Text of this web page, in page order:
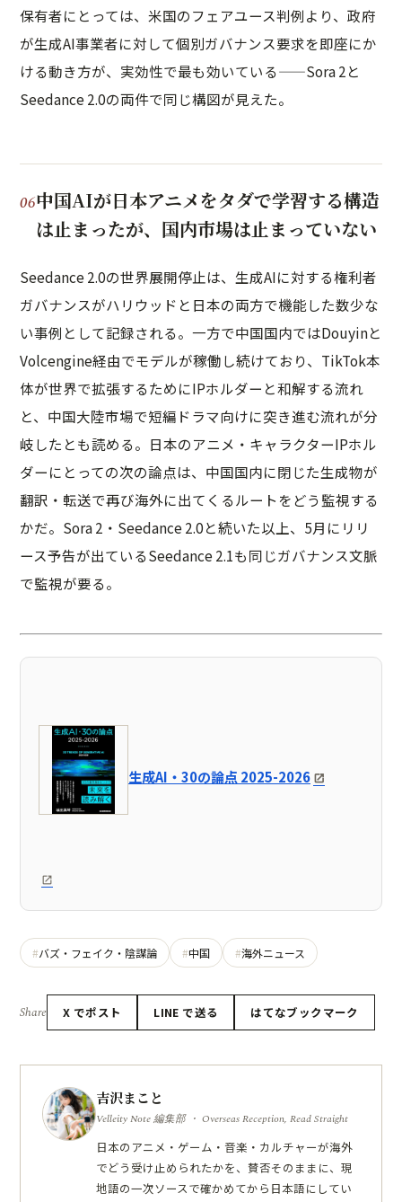
保有者にとっては、米国のフェアユース判例より、政府
が生成AI事業者に対して個別ガバナンス要求を即座にか
ける動き方が、実効性で最も効いている——Sora 2と
Seedance 2.0の両件で同じ構図が見えた。
中国AIが日本アニメをタダで学習する構造
は止まったが、国内市場は止まっていない
Seedance 2.0の世界展開停止は、生成AIに対する権利者
ガバナンスがハリウッドと日本の両方で機能した数少な
い事例として記録される。一方で中国国内ではDouyinと
Volcengine経由でモデルが稼働し続けており、TikTok本
体が世界で拡張するためにIPホルダーと和解する流れ
と、中国大陸市場で短編ドラマ向けに突き進む流れが分
岐したとも読める。日本のアニメ・キャラクターIPホル
ダーにとっての次の論点は、中国国内に閉じた生成物が
翻訳・転送で再び海外に出てくるルートをどう監視する
かだ。Sora 2・Seedance 2.0と続いた以上、5月にリリ
ース予告が出ているSeedance 2.1も同じガバナンス文脈
で監視が要る。
生成AI・30の論点 2025-2026
バズ・フェイク・陰謀論 中国 海外ニュース
Share X でポスト LINE で送る はてなブックマーク
吉沢まこと
Velleity Note 編集部 ・ Overseas Reception, Read Straight
日本のアニメ・ゲーム・音楽・カルチャーが海外
でどう受け止められたかを、賛否そのままに、現
地語の一次ソースで確かめてから日本語にしてい